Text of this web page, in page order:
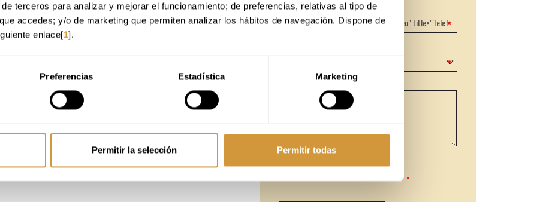
terceros para analizar y mejorar el funcionamiento; de preferencias, relativas al tipo de
accedes; y/o de marketing que permiten analizar los hábitos de navegación. Dispone de
enlace[1].
Preferencias Estadística Marketing
Permitir la selección Permitir todas
Pribatutasun baldintzak onartzen ditut.